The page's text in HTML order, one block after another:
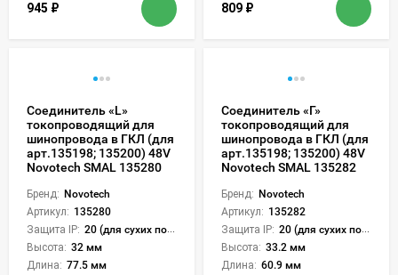
945 ₽ 809 ₽
Соединитель «L»
токопроводящий для
шинопровода в ГКЛ (для
арт.135198; 135200) 48V
Novotech SMAL 135280
Бренд: Novotech
Артикул: 135280
Защита IP: 20 (для сухих пом.)
Высота: 32 мм
Длина: 77.5 мм
Соединитель «Г»
токопроводящий для
шинопровода в ГКЛ (для
арт.135198; 135200) 48V
Novotech SMAL 135282
Бренд: Novotech
Артикул: 135282
Защита IP: 20 (для сухих пом.)
Высота: 33.2 мм
Длина: 60.9 мм